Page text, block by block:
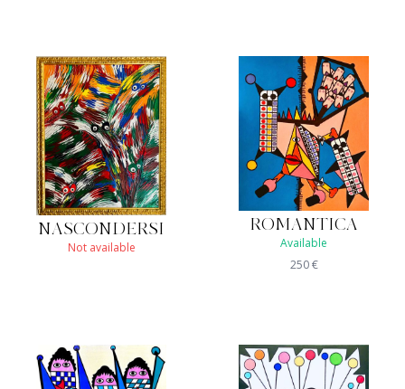
NASCONDERSI
Not available
ROMANTICA
Available
250€